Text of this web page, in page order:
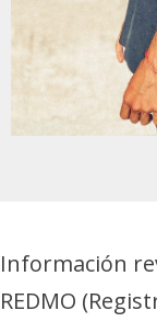
Información
REDMO